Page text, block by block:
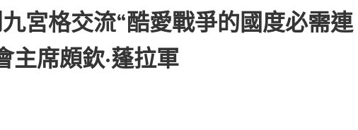
宮格交流“酷愛戰爭的國度必需連
席頗欽·蓬拉軍